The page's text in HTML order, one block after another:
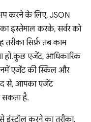
करने के लिए, JSON
इस्तेमाल करके, सर्वर को
तरीका सिर्फ़ तब काम
हो. कुछ एजेंट, आधिकारिक
एजेंट की स्किल और
से, आपका एजेंट
है.
इंस्टॉल करने का तरीका,